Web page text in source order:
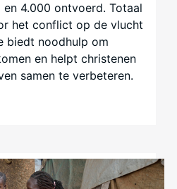
4.000 ontvoerd. Totaal
het conflict op de vlucht
biedt noodhulp om
en helpt christenen
samen te verbeteren.